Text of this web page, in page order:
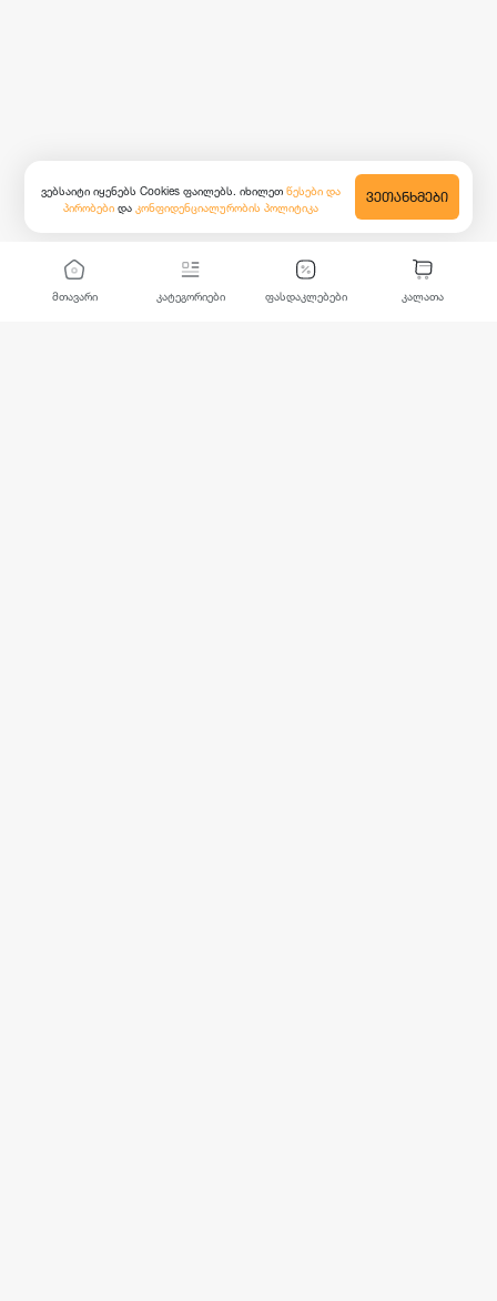
მთავარი კატეგორიები ფასდაკლებები კალათა
ვებსაიტი იყენებს Cookies ფაილებს. იხილეთ წესები და
პირობები და კონფიდენციალურობის პოლიტიკა
ᲕᲔᲗᲐᲜᲮᲛᲔᲑᲘ